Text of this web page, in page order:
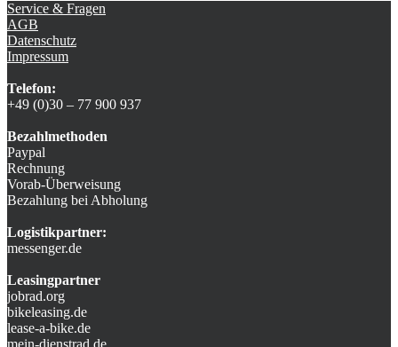
Service & Fragen
AGB
Datenschutz
Impressum
Telefon:
+49 (0)30 – 77 900 937
Bezahlmethoden
Paypal
Rechnung
Vorab-Überweisung
Bezahlung bei Abholung
Logistikpartner:
messenger.de
Leasingpartner
jobrad.org
bikeleasing.de
lease-a-bike.de
mein-dienstrad.de